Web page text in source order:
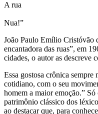
A rua
Nua!”
João Paulo Emílio Cristóvão
encantadora das ruas”, em
cidades, o autor as descreve
Essa gostosa crônica sempre
cotidiano, com o seu
homem a maior emoção.”
patrimônio clássico dos
ao destacar que, para